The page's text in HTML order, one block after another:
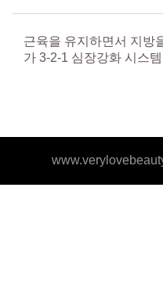
근육을 유지하면서 지방
가 3-2-1 심장강화 시스